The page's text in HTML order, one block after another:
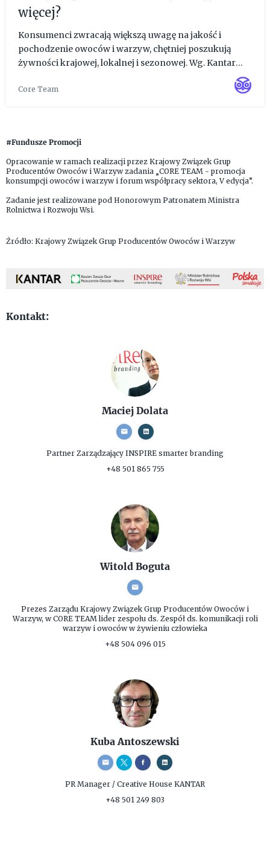
więcej?
Konsumenci zwracają większą uwagę na jakość i
pochodzenie owoców i warzyw, chętniej poszukują
żywności krajowej, lokalnej i sezonowej. Wg. Kantar
Polska 65% konsumentów, czyli 21 mln osób, zamierza
w nadchodzącym sezonie jeść więcej polskich owoców i
Core Team
#Fundusze Promocji
Opracowanie w ramach realizacji przez Krajowy Związek Grup
Producentów Owoców i Warzyw zadania „CORE TEAM - promocja
konsumpcji owoców i warzyw i forum współpracy sektora, V edycja”.
Zadanie jest realizowane pod Honorowym Patronatem Ministra
Rolnictwa i Rozwoju Wsi.
Źródło: Krajowy Związek Grup Producentów Owoców i Warzyw
Kontakt:
Maciej Dolata
Partner Zarządzający INSPIRE smarter branding
+48 501 865 755
Witold Boguta
Prezes Zarządu Krajowy Związek Grup Producentów Owoców i
Warzyw, w CORE TEAM lider zespołu ds. Zespół ds. komunikacji roli
warzyw i owoców w żywieniu człowieka
+48 504 096 015
Kuba Antoszewski
PR Manager / Creative House KANTAR
+48 501 249 803